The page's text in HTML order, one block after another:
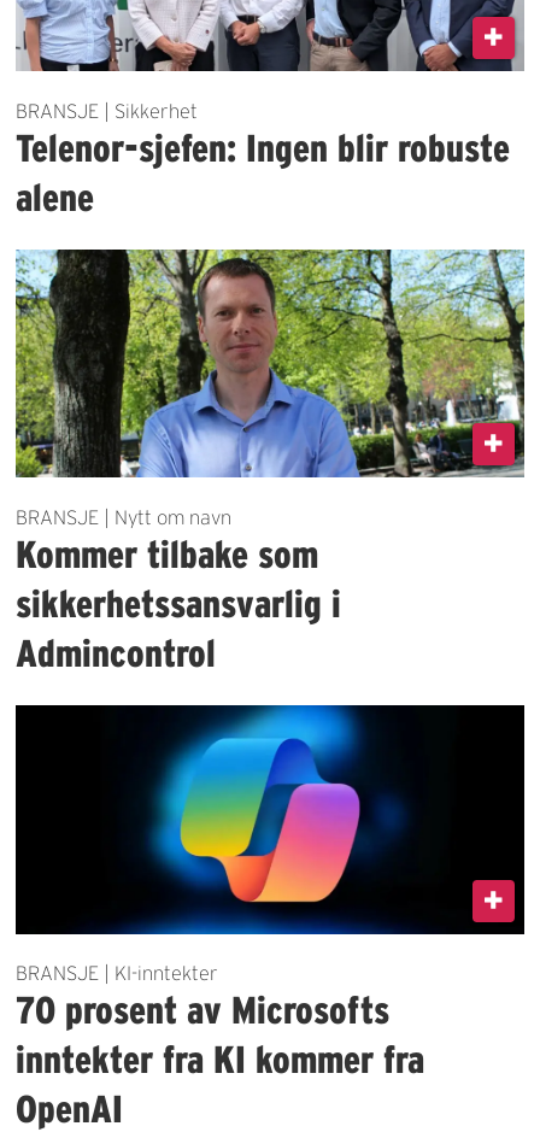
BRANSJE | Sikkerhet
Telenor-sjefen: Ingen blir robuste
alene
BRANSJE | Nytt om navn
Kommer tilbake som
sikkerhetssansvarlig i
Admincontrol
BRANSJE | KI-inntekter
70 prosent av Microsofts
inntekter fra KI kommer fra
OpenAI